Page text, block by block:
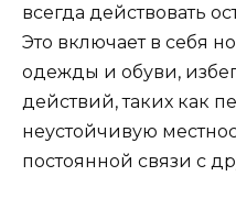
всегда действовать
Это включает в себя
одежды и обуви,
действий, таких как
неустойчивую
постоянной связи с